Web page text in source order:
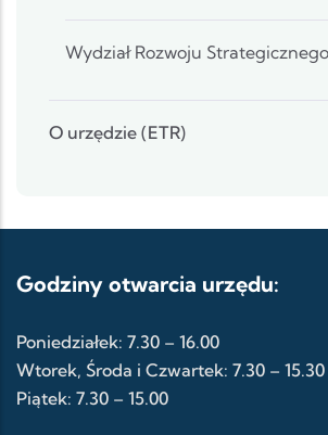
Wydział Rozwoju Strategicznego
O urzędzie (ETR)
Godziny otwarcia urzędu:
Poniedziałek: 7.30 – 16.00
Wtorek, Środa i Czwartek: 7.30 – 15.30
Piątek: 7.30 – 15.00